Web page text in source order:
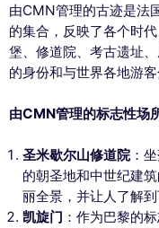
由CMN管理的古迹是法
的集合，反映了各个时
堡、修道院、考古遗址
的身份和与世界各地游客
由CMN管理的标志性场
圣米歇尔山修道院：
的朝圣地和中世纪建
丽全景，并让人了解
凯旋门 ：作为巴黎的